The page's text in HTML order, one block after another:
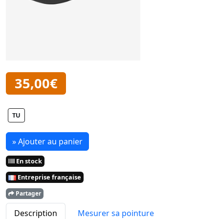
35,00€
TU
» Ajouter au panier
En stock
Entreprise française
Partager
Description
Mesurer sa pointure